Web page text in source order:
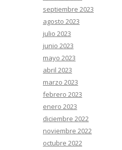
septiembre 2023
agosto 2023
julio 2023
junio 2023
mayo 2023
abril 2023
marzo 2023
febrero 2023
enero 2023
diciembre 2022
noviembre 2022
octubre 2022